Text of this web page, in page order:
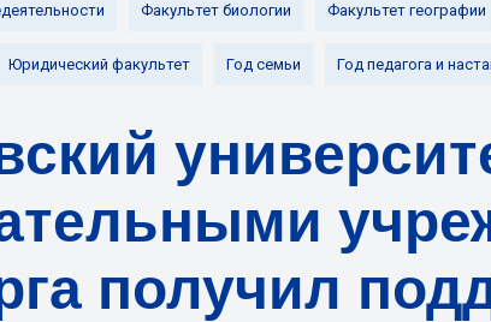
Факультет биологии Факультет географии
Юридический факультет Год семьи Год педагога и
получил